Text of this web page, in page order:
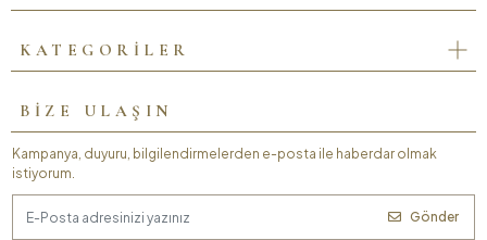
KATEGORİLER
BİZE ULAŞIN
Kampanya, duyuru, bilgilendirmelerden e-posta ile haberdar olmak
istiyorum.
Gönder